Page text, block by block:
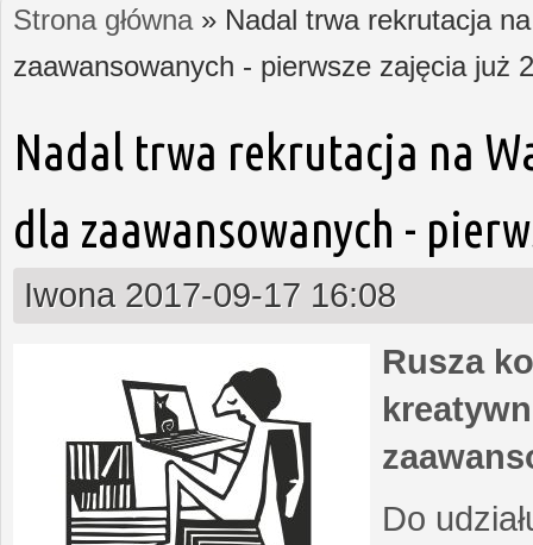
Jesteś tutaj
Strona główna» Nadal trwa rekrutacja
zaawansowanych - pierwsze zajęcia już
Nadal trwa rekrutacja na
dla zaawansowanych -
Iwona 2017-09-17 16:08
Rusza
Do